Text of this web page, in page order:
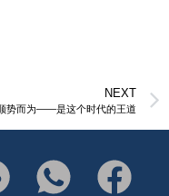
NEXT
顺势而为——是这个时代的王道